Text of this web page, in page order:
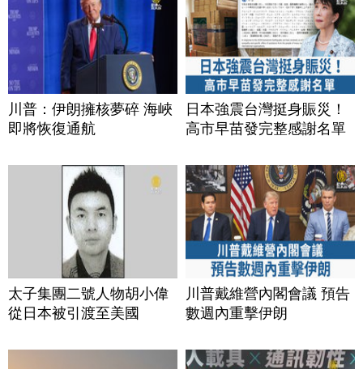
川普：伊朗擁核夢碎 海峽
即將恢復通航
日本強震台灣挺身賑災！
高市早苗發完整感謝名單
太子集團二號人物胡小偉
從日本被引渡至美國
川普戴維營內閣會議 預告
數週內重擊伊朗